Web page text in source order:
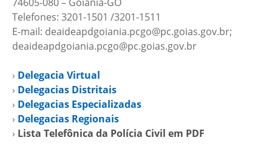
Telefones: 3201-1501 /3201-1511
E-mail: deaideapdgoiania.pcgo@pc.goias.gov.br;
deaideapdgoiania.pcgo@pc.goias.gov.br
› Delegacia Virtual
› Delegacias Distritais
› Delegacias Especializadas
› Delegacias Regionais
› Lista Telefônica da Polícia Civil em PDF